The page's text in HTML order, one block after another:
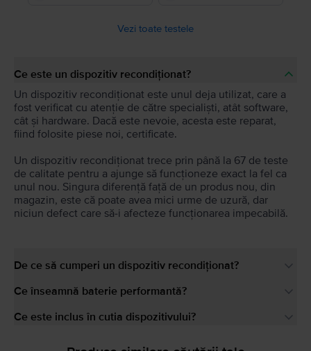
Vezi toate testele
Ce este un dispozitiv recondiționat?
Un dispozitiv recondiționat este unul deja utilizat, care a
fost verificat cu atenție de către specialiști, atât software,
cât și hardware. Dacă este nevoie, acesta este reparat,
fiind folosite piese noi, certificate.
Un dispozitiv recondiționat trece prin până la 67 de teste
de calitate pentru a ajunge să funcționeze exact la fel ca
unul nou. Singura diferență față de un produs nou, din
magazin, este că poate avea mici urme de uzură, dar
niciun defect care să-i afecteze funcționarea impecabilă.
De ce să cumperi un dispozitiv recondiționat?
Ce înseamnă baterie performantă?
Ce este inclus în cutia dispozitivului?